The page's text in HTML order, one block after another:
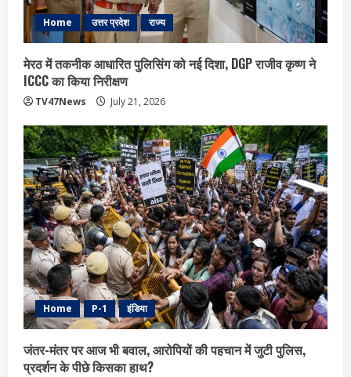
Home उत्तर प्रदेश राज्य
मेरठ में तकनीक आधारित पुलिसिंग को नई दिशा, DGP राजीव कृष्ण ने
ICCC का किया निरीक्षण
TV47News July 21, 2026
Home P-1 इंडिया
जंतर-मंतर पर आज भी बवाल, आरोपियों की पहचान में जुटी पुलिस,
प्रदर्शन के पीछे किसका हाथ?